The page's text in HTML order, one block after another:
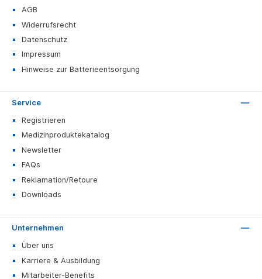
AGB
Widerrufsrecht
Datenschutz
Impressum
Hinweise zur Batterieentsorgung
Service
Registrieren
Medizinproduktekatalog
Newsletter
FAQs
Reklamation/Retoure
Downloads
Unternehmen
Über uns
Karriere & Ausbildung
Mitarbeiter-Benefits